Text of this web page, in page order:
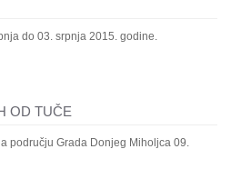
do 03. srpnja 2015. godine.
OD TUČE
području Grada Donjeg Miholjca 09.